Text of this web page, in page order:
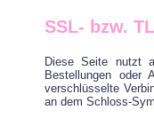
SSL- bzw.
Diese Seite nutzt
Bestellungen oder
verschlüsselte
an dem Schloss-